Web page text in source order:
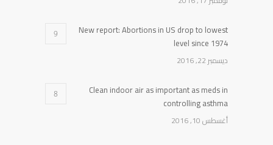
New report: Abortions in US drop to lowest
level since 1974
9
ديسمبر 22, 2016
Clean indoor air as important as meds in
controlling asthma
8
أغسطس 10, 2016